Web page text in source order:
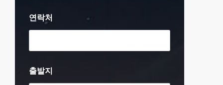
연락처
출발지